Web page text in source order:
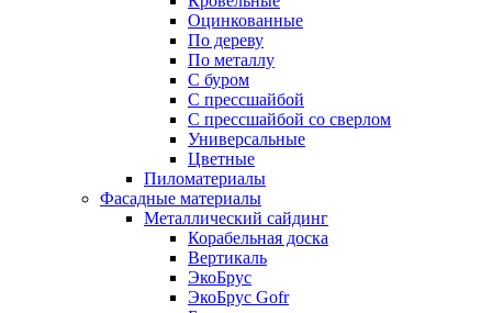
Оцинкованные
По дереву
По металлу
С буром
С прессшайбой
С прессшайбой со сверлом
Универсальные
Цветные
Пиломатериалы
Фасадные материалы
Металлический сайдинг
Корабельная доска
Вертикаль
ЭкоБрус
ЭкоБрус Gofr